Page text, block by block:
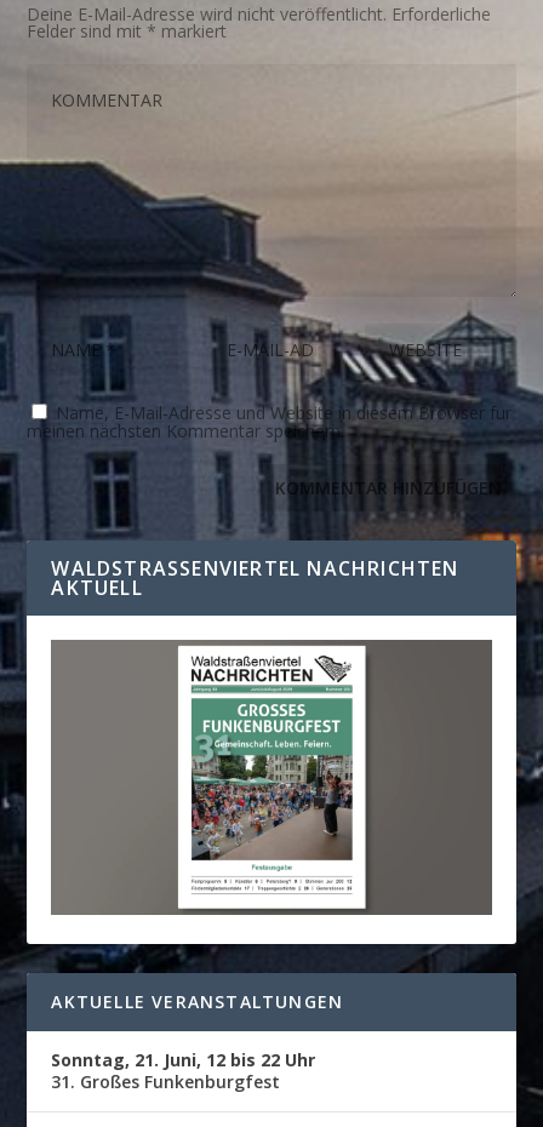
Deine E-Mail-Adresse wird nicht veröffentlicht. Erforderliche
Felder sind mit* markiert
Name, E-Mail-Adresse und Website in diesem Browser für
meinen nächsten Kommentar speichern.
WALDSTRASSENVIERTEL NACHRICHTEN A
KTUELL
AKTUELLE VERANSTALTUNGEN
Sonntag, 21. Juni, 12 bis 22 Uhr
31. Großes Funkenburgfest